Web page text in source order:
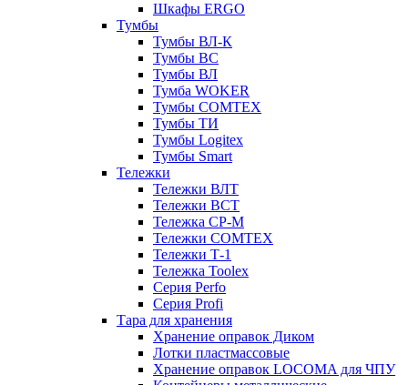
Шкафы ERGO
Тумбы
Тумбы ВЛ-К
Тумбы ВС
Тумбы ВЛ
Тумба WOKER
Тумбы COMTEX
Тумбы ТИ
Тумбы Logitex
Тумбы Smart
Тележки
Тележки ВЛТ
Тележки ВСТ
Тележка СР-М
Тележки COMTEX
Тележки Т-1
Тележка Toolex
Серия Perfo
Серия Profi
Тара для хранения
Хранение оправок Диком
Лотки пластмассовые
Хранение оправок LOCOMA для ЧПУ